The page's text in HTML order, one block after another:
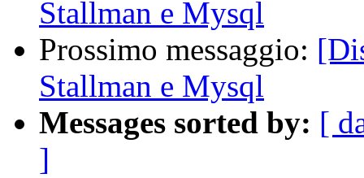
Stallman e Mysql
Prossimo messaggio:
Stallman e Mysql
Messages sorted by: [
]